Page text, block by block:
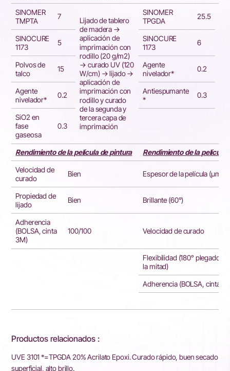
SINOMER
TMPTA
7
Lijado de tablero
de madera →
aplicación de
imprimación con
rodillo (20 g/m2)
→ curado UV (120
W/cm) → lijado →
aplicación de
imprimación con
rodillo y curado
de la segunda y
tercera capa de
imprimación
SINOMER
TPGDA
25.5
SINOCURE
1173
5
SINOCURE
1173
6
Polvos de
talco
15
Agente
nivelador*
0.2
Agente
nivelador*
0.2
Antiespumante
*
0.3
SiO2 en
fase
gaseosa
0.3
Rendimiento de la película de pintura Rendimiento de la película
Velocidad de
curado
Bien Espesor de la película (μm)
Propiedad de
lijado
Bien Brillante (60°)
Adherencia
(BOLSA, cinta
3M)
100/100 Velocidad de curado
Flexibilidad (180° plegado
la mitad)
Adherencia (BOLSA, cinta
Productos relacionados :
UVE 3101 *=TPGDA 20% Acrilato Epoxi. Curado rápido, buen secado
superficial, alto brillo.